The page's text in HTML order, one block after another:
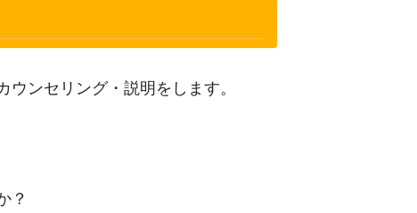
ウンセリング・説明をします。
？